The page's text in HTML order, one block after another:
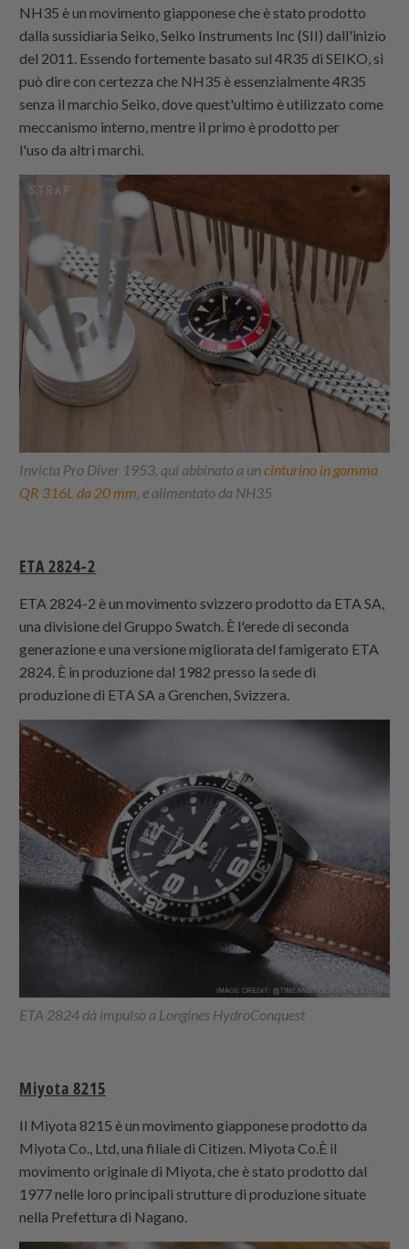
NH35 è un movimento giapponese che è stato prodotto
dalla sussidiaria Seiko, Seiko Instruments Inc (SII) dall'inizio
del 2011. Essendo fortemente basato sul 4R35 di SEIKO, si
può dire con certezza che NH35 è essenzialmente 4R35
senza il marchio Seiko, dove quest'ultimo è utilizzato come
meccanismo interno, mentre il primo è prodotto per
l'uso da altri marchi.
Invicta Pro Diver 1953, qui abbinato a uncinturino in gomma
QR 316L da 20 mm, e alimentato da NH35
ETA 2824-2
ETA 2824-2 è un movimento svizzero prodotto da ETA SA,
una divisione del Gruppo Swatch. È l'erede di seconda
generazione e una versione migliorata del famigerato ETA
2824. È in produzione dal 1982 presso la sede di
produzione di ETA SA a Grenchen, Svizzera.
ETA 2824 dà impulso a Longines HydroConquest
Miyota 8215
Il Miyota 8215 è un movimento giapponese prodotto da
Miyota Co., Ltd, una filiale di Citizen. Miyota Co.È il
movimento originale di Miyota, che è stato prodotto dal
1977 nelle loro principali strutture di produzione situate
nella Prefettura di Nagano.